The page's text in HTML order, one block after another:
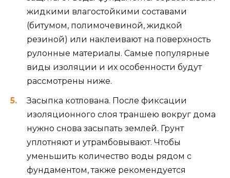
жидкими влагостойкими составами
(битумом, полимочевиной, жидкой
резиной) или наклеивают на поверхность
рулонные материалы. Самые популярные
виды изоляции и их особенности будут
рассмотрены ниже.
Засыпка котлована. После фиксации
изоляционного слоя траншею вокруг дома
нужно снова засыпать землей. Грунт
уплотняют и утрамбовывают. Чтобы
уменьшить количество воды рядом с
фундаментом, также рекомендуется